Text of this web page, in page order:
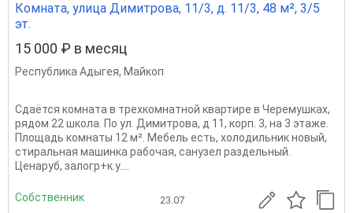
Комната, улица Димитрова, 11/3, д. 11/3, 48 м², 3/5
эт.
15 000 ₽ в месяц
Республика Адыгея, Майкоп
Сдаётся комната в трехкомнатной квартире в Черемушках,
рядом 22 школа. По ул. Димитрова, д 11, корп. 3, на 3 этаже.
Площадь комнаты 12 м². Мебель есть, холодильник новый,
стиральная машинка рабочая, санузел раздельный.
Ценаруб, залогр+к.у....
Собственник 23.07